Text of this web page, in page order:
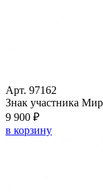
Арт. 97162
Знак участника
9 900 ₽
в корзину